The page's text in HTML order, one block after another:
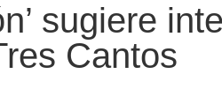
sugiere
Cantos